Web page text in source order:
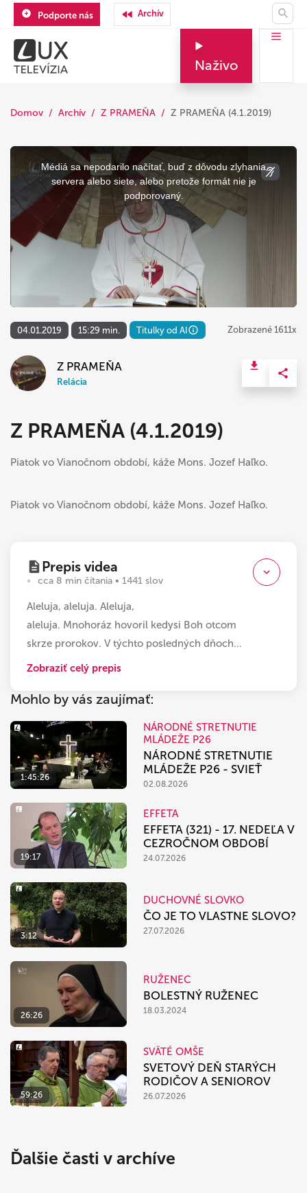
Podporte nás Archív
Naživo
Domov Archív Z PRAMEŇA Z PRAMEŇA (4.1.2019)
This
window.
Médiá sa nepodarilo načítať, buď z dôvodu zlyhania
servera alebo siete, alebo pretože formát nie je
podporovaný.
04.01.2019 15:29 min. Titulky od AI Zobrazené 1611x
Z PRAMEŇA
Relácia
Z PRAMEŇA (4.1.2019)
Piatok vo Vianočnom období, káže Mons. Jozef Haľko.
Piatok vo Vianočnom období, káže Mons. Jozef Haľko.
Prepis videa
cca 8 min čítania • 1441 slov
Aleluja, aleluja. Aleluja,
aleluja. Mnohoráz hovoril kedysi Boh otcom
skrze prorokov. V týchto posledných dňoch…
Zobraziť celý prepis
Mohlo by vás zaujímať:
1:45:26
NÁRODNÉ STRETNUTIE
MLÁDEŽE P26
NÁRODNÉ STRETNUTIE
MLÁDEŽE P26 - SVIEŤ
02.08.2026
19:17
EFFETA
EFFETA (321) - 17. NEDEĽA V
CEZROČNOM OBDOBÍ
24.07.2026
3:12
DUCHOVNÉ SLOVKO
ČO JE TO VLASTNE SLOVO?
27.07.2026
26:26
RUŽENEC
BOLESTNÝ RUŽENEC
18.03.2024
59:26
SVÄTÉ OMŠE
SVETOVÝ DEŇ STARÝCH
RODIČOV A SENIOROV
26.07.2026
Ďalšie časti v archíve